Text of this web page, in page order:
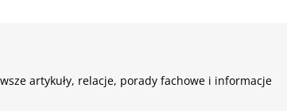
artykuły, relacje, porady fachowe i informacje